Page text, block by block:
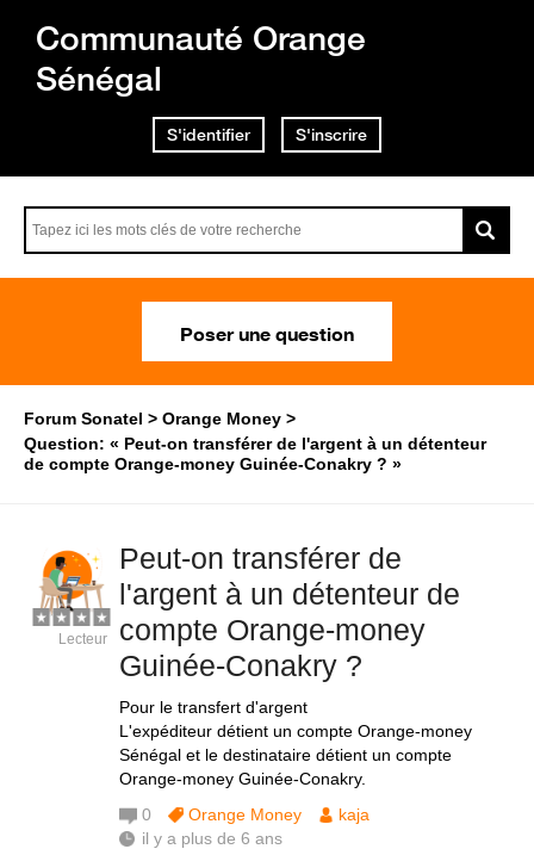
Communauté Orange
Sénégal
S'identifier S'inscrire
Poser une question
Forum Sonatel
Orange Money
Question: « Peut-on transférer de l'argent à un détenteur
de compte Orange-money Guinée-Conakry ? »
Peut-on transférer de
l'argent à un détenteur de
compte Orange-money
Guinée-Conakry ?
Pour le transfert d'argent
L'expéditeur détient un compte Orange-money
Sénégal et le destinataire détient un compte
Orange-money Guinée-Conakry.
Lecteur
0 Orange Money
kaja
il y a plus de 6 ans